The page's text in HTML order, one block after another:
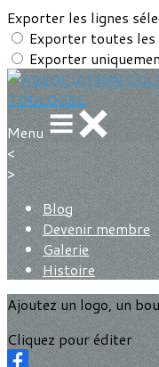
Exporter les lignes
Exporter toutes les
Exporter
Menu
<
>
Blog
Devenir membre
Galerie
Histoire
Ajoutez un logo, un
Cliquez pour éditer